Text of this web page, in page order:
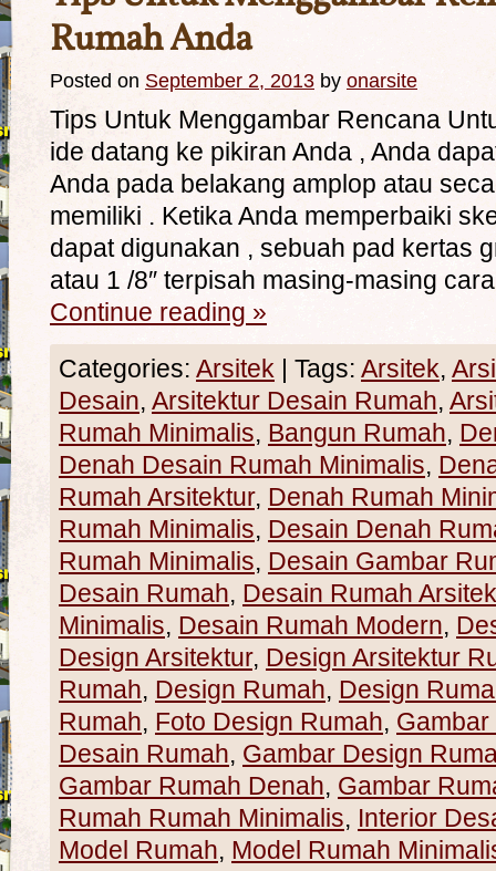
Rumah Anda
Posted on September 2, 2013 by onarsite
Tips Untuk Menggambar Rencana
ide datang ke pikiran Anda , Anda
Anda pada belakang amplop atau
memiliki . Ketika Anda memperbaiki
dapat digunakan , sebuah pad kertas
atau 1 /8″ terpisah masing-masing
Continue reading »
Categories: Arsitek | Tags: Arsitek,
Desain, Arsitektur Desain Rumah,
Rumah Minimalis, Bangun Rumah,
Denah Desain Rumah Minimalis,
Rumah Arsitektur, Denah Rumah
Rumah Minimalis, Desain Denah
Rumah Minimalis, Desain Gambar
Desain Rumah, Desain Rumah
Minimalis, Desain Rumah Modern,
Design Arsitektur, Design Arsitektur
Rumah, Design Rumah, Design
Rumah, Foto Design Rumah,
Desain Rumah, Gambar Design
Gambar Rumah Denah, Gambar
Rumah Rumah Minimalis, Interior
Model Rumah, Model Rumah